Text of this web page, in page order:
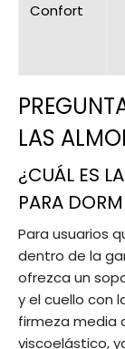
Confort
LAS
¿CUÁL ES
PARA
Para usuarios
dentro de la
ofrezca un
y el cuello con
firmeza media
viscoelástico,